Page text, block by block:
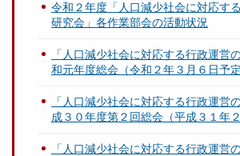
令和２年度「人口減少社会に対応す
研究会」各作業部会の活動状況
「人口減少社会に対応する行政運営
和元年度総会（令和２年３月６日予
「人口減少社会に対応する行政運営
成３０年度第２回総会（平成３１年２
「人口減少社会に対応する行政運営